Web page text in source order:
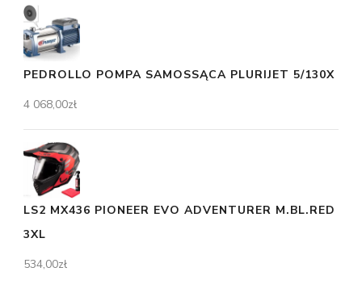
PEDROLLO POMPA SAMOSSĄCA PLURIJET 5/130X
4 068,00zł
LS2 MX436 PIONEER EVO ADVENTURER M.BL.RED
3XL
534,00zł